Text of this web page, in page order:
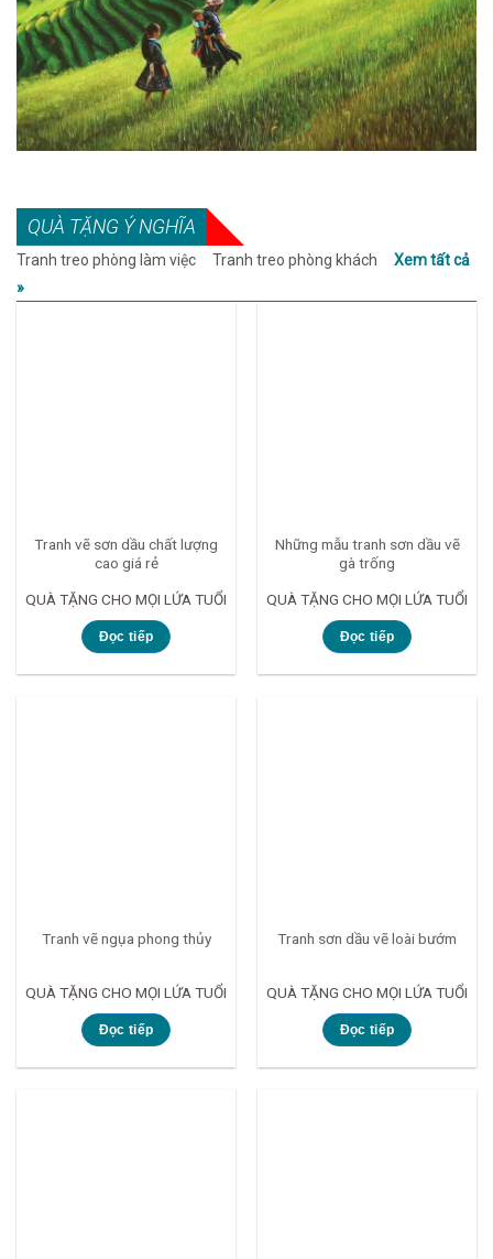
TRANH ĐẸP TRANH GIÁ RẺ
SHOP ALL
QUÀ TẶNG Ý NGHĨA
Tranh treo phòng làm việc Tranh treo phòng khách
Xem tất cả
»
Tranh vẽ sơn dầu chất lượng
cao giá rẻ
QUÀ TẶNG CHO MỌI LỨA TUỔI
Đọc tiếp
Những mẫu tranh sơn dầu vẽ
gà trống
QUÀ TẶNG CHO MỌI LỨA TUỔI
Đọc tiếp
Tranh vẽ ngụa phong thủy
QUÀ TẶNG CHO MỌI LỨA TUỔI
Đọc tiếp
Tranh sơn dầu vẽ loài bướm
QUÀ TẶNG CHO MỌI LỨA TUỔI
Đọc tiếp